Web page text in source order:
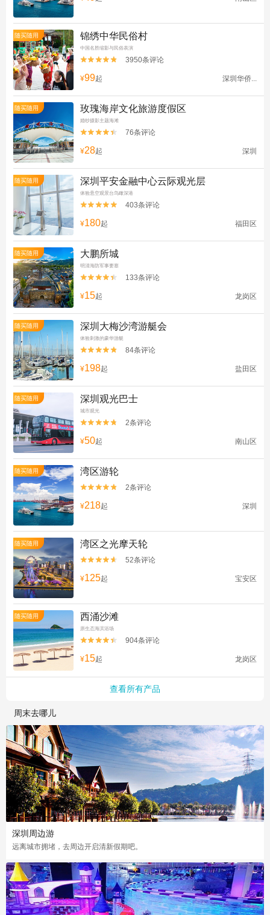
随买随用 锦绣中华民俗村
中国名胜缩影与民俗表演

 3950条评论
¥99起 深圳华侨...
随买随用 玫瑰海岸文化旅游度假区
婚纱摄影主题海滩

 76条评论
¥28起 深圳
随买随用 深圳平安金融中心云际观光层
体验悬空观景台鸟瞰深港

 403条评论
¥180起 福田区
随买随用 大鹏所城
明清海防军事要塞

 133条评论
¥15起 龙岗区
随买随用 深圳大梅沙湾游艇会
体验刺激的豪华游艇

 84条评论
¥198起 盐田区
随买随用 深圳观光巴士
城市观光

 2条评论
¥50起 南山区
随买随用 湾区游轮

 2条评论
¥218起 深圳
随买随用 湾区之光摩天轮

 52条评论
¥125起 宝安区
随买随用 西涌沙滩
原生态海滨浴场

 904条评论
¥15起 龙岗区
查看所有产品
周末去哪儿
深圳周边游
远离城市拥堵，去周边开启清新假期吧。